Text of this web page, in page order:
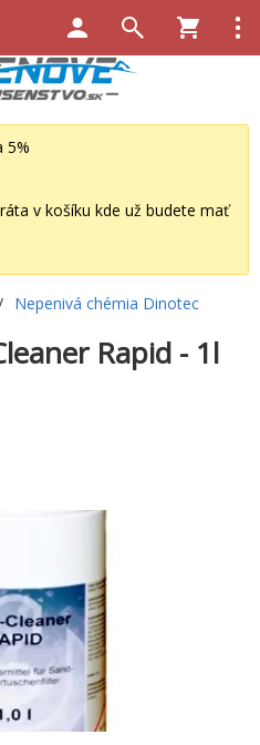
5%
v košíku kde už budete mať
Nepenivá chémia Dinotec
Rapid - 1l